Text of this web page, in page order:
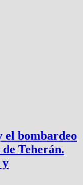
bombardeo
Teherán.
y